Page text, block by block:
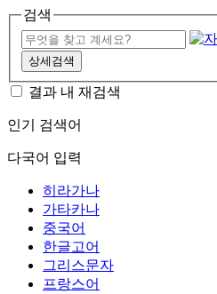
검색
상세검색
결과 내 재검색
인기 검색어
다국어 입력
히라가나
가타카나
중국어
한글고어
그리스문자
프랑스어